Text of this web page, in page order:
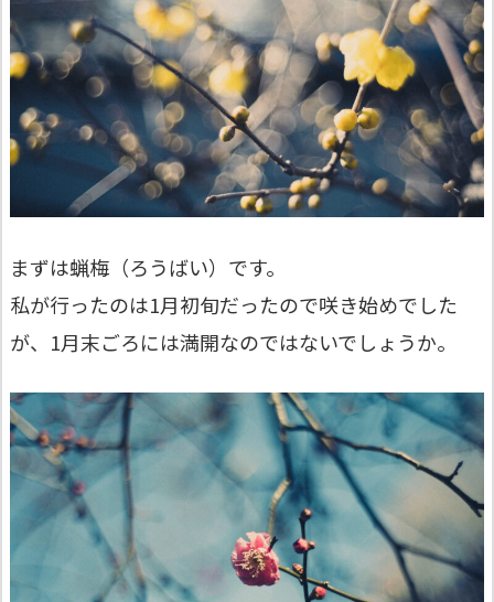
まずは蝋梅（ろうばい）です。
私が行ったのは1月初旬だったので咲き始めでした
が、1月末ごろには満開なのではないでしょうか。